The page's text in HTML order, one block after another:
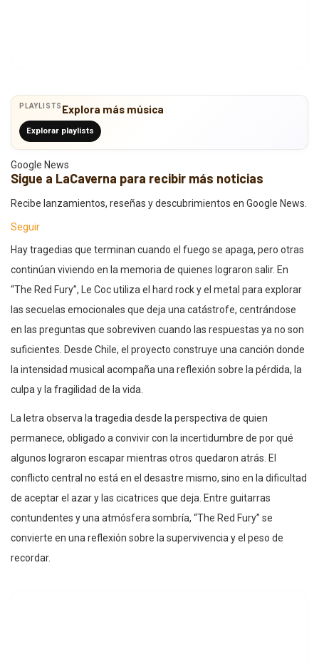
PLAYLISTS Explora más música
Explorar playlists
Google News
Sigue a LaCaverna para recibir más noticias
Recibe lanzamientos, reseñas y descubrimientos en Google News.
Seguir
Hay tragedias que terminan cuando el fuego se apaga, pero otras
continúan viviendo en la memoria de quienes lograron salir. En
“The Red Fury”, Le Coc utiliza el hard rock y el metal para explorar
las secuelas emocionales que deja una catástrofe, centrándose
en las preguntas que sobreviven cuando las respuestas ya no son
suficientes. Desde Chile, el proyecto construye una canción donde
la intensidad musical acompaña una reflexión sobre la pérdida, la
culpa y la fragilidad de la vida.
La letra observa la tragedia desde la perspectiva de quien
permanece, obligado a convivir con la incertidumbre de por qué
algunos lograron escapar mientras otros quedaron atrás. El
conflicto central no está en el desastre mismo, sino en la dificultad
de aceptar el azar y las cicatrices que deja. Entre guitarras
contundentes y una atmósfera sombría, “The Red Fury” se
convierte en una reflexión sobre la supervivencia y el peso de
recordar.